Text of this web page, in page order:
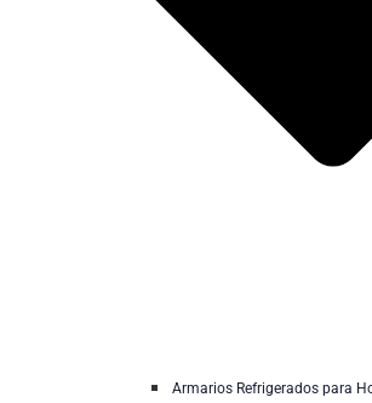
Armarios Refrigerados para